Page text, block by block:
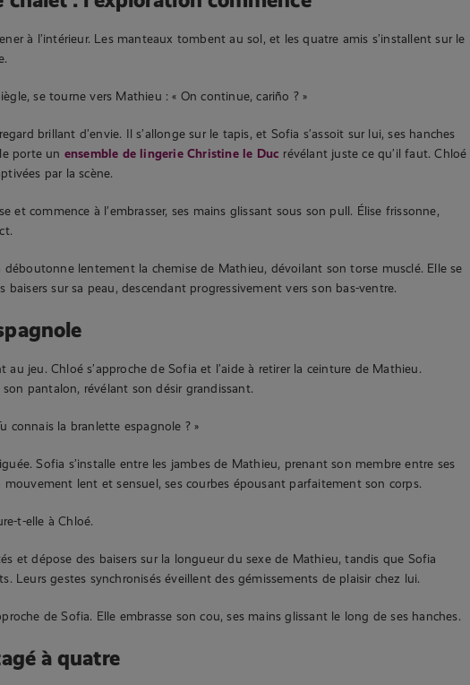
à l’intérieur. Les manteaux tombent au sol, et les quatre amis s’installent sur le
se tourne vers Mathieu : « On continue, cariño ? »
brillant d’envie. Il s’allonge sur le tapis, et Sofia s’assoit sur lui, ses hanches
porte un ensemble de lingerie Christine le Duc révélant juste ce qu’il faut. Chloé
par la scène.
et commence à l’embrasser, ses mains glissant sous son pull. Élise frissonne,
déboutonne lentement la chemise de Mathieu, dévoilant son torse musclé. Elle se
baisers sur sa peau, descendant progressivement vers son bas-ventre.
au jeu. Chloé s’approche de Sofia et l’aide à retirer la ceinture de Mathieu.
son pantalon, révélant son désir grandissant.
connais la branlette espagnole ? »
Sofia s’installe entre les jambes de Mathieu, prenant son membre entre ses
mouvement lent et sensuel, ses courbes épousant parfaitement son corps.
t-elle à Chloé.
et dépose des baisers sur la longueur du sexe de Mathieu, tandis que Sofia
Leurs gestes synchronisés éveillent des gémissements de plaisir chez lui.
de Sofia. Elle embrasse son cou, ses mains glissant le long de ses hanches.
à quatre